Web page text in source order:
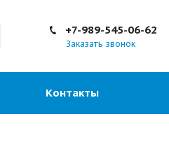
+7-989-545-06-62
Заказать звонок
Контакты